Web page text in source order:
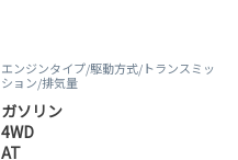
エンジンタイプ/駆動方式/トランスミッ
ション/排気量
ガソリン
4WD
AT